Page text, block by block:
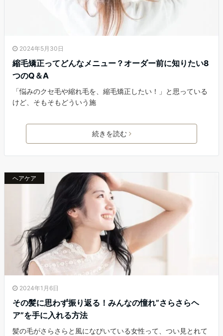
2024年5月30日
縮毛矯正ってどんなメニュー？オーダー前に知りたい8
つのQ＆A
「悩みのクセ毛や縮れ毛を、縮毛矯正したい！」と思っている
けど、そもそもどういう施
続きを読む
ヘアケア
2024年1月6日
その髪に思わず振り返る！みんなの憧れ”さらさらヘ
ア”を手に入れる方法
髪の毛がさらさらと風になびいている女性って、つい見とれて